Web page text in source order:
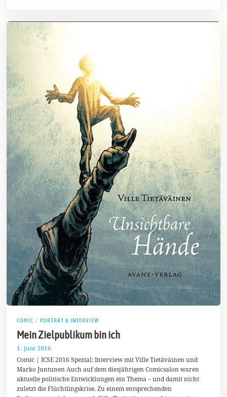
COMIC / PORTRÄT & INTERVIEW
Mein Zielpublikum bin ich
1. Juni 2016
J
u
n
i
Comic | ICSE 2016 Spezial: Interview mit Ville Tietäväinen und
Marko Juntunen Auch auf dem diesjährigen Comicsalon waren
aktuelle politische Entwicklungen ein Thema – und damit nicht
zuletzt die Flüchtlingskrise. Zu einem entsprechenden